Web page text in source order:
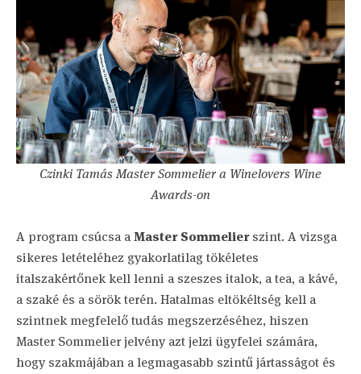
Czinki Tamás Master Sommelier a Winelovers Wine
Awards-on
A program csúcsa aMaster Sommelierszint. A vizsga
sikeres letételéhez gyakorlatilag tökéletes
italszakértőnek kell lenni a szeszes italok, a tea, a kávé,
a szaké és a sörök terén. Hatalmas eltökéltség kell a
szintnek megfelelő tudás megszerzéséhez, hiszen
Master Sommelier jelvény azt jelzi ügyfelei számára,
hogy szakmájában a legmagasabb szintű jártasságot és